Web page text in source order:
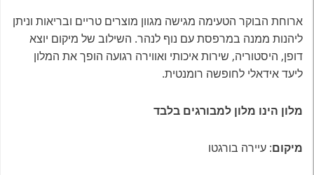
ארוחת הבוקר הטעימה מגישה מגוון מוצרים טריים ובריאות וניתן
ליהנות ממנה במרפסת עם נוף לנהר. השילוב של מיקום יוצא
דופן, היסטוריה, שירות איכותי ואווירה רגועה הופך את המלון
ליעד אידאלי לחופשה רומנטית.
מלון הינו מלון למבורגים בלבד
מיקום: עיירה בורגטו